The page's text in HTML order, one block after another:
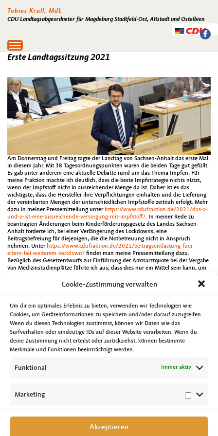
Cookie-Zustimmung verwalten
Um dir ein optimales Erlebnis zu bieten, verwenden wir Technologien wie
Cookies, um Geräteinformationen zu speichern und/oder darauf zuzugreifen.
Wenn du diesen Technologien zustimmst, können wir Daten wie das
Surfverhalten oder eindeutige IDs auf dieser Website verarbeiten. Wenn du
deine Zustimmung nicht erteilst oder zurückziehst, können bestimmte
Merkmale und Funktionen beeinträchtigt werden.
Funktional Immer aktiv
Marketing
Akzeptieren
Tobias Krull, MdL
CDU Landtagsabgeordneter für Magdeburg Stadtfeld-Ost, Altstadt und Ostelbien
Toggle
navigation
Erste Landtagssitzung 2021
Am Donnerstag und Freitag tagte der Landtag von Sachsen-Anhalt das erste Mal
in diesem Jahr. Mit 38 Tagesordnungspunkten waren die beiden Tage gut gefüllt.
Es gab unter anderem eine aktuelle Debatte rund um das Thema Impfen. Für
meine Fraktion machte ich deutlich, dass die beste Impfstrategie nichts nützt,
wenn der Impfstoff nicht in ausreichender Menge da ist. Daher ist es das
wichtigste, dass die Hersteller ihre Verpflichtungen einhalten und die Lieferung
der vereinbarten Mengen der unterschiedlichen Impfstoffe zeitnah erfolgt. Mehr
dazu in meiner Pressemitteilung unter https://www.cdufraktion.de/2021/das-a-
und-o-ist-eine-ausreichende-versorgung-mit-impfstoff/. In meiner Rede zu
beantragten Änderungen beim Kinderförderungsgesetz des Landes Sachsen-
Anhalt forderte ich, bei einer Verlängerung des Lockdowns, eine
Beitragsbefreiung für diejenigen, die die Notbetreuung nicht in Anspruch
nehmen. Unter https://www.cdufraktion.de/2021/beitragsentlastung-fuer-
eltern-bei-weiterem-lockdown/ findet man meine Pressemitteilung dazu.
Bezüglich des Gesetzentwurfs zur Einführung der Amtsarztquote bei der Vergabe
von Medizinstudienplätze führte ich aus, dass dies nur ein Mittel sein kann, um
Derzeit sind rund 30 Prozent der Stellen für Ärztinnen und Ärzte in diesem
Bereich in Sachsen-Anhalt nicht besetzt. Mehr unter
staerken/. Zum Thema des neuen Glückspielstaatsvertrages sprach ich mich für
eine Regulierung des Marktes bei gleichzeitiger Stärkung des Jugend- und
Spielerschutzes aus. Weitere Infos unter
https://www.cdufraktion.de/2021/der-
gluecksspielmarkt-muss-reguliert-werden/ . In weiteren Reden beschäftigte ich
mich mit der Absenkung der Anzahl der notwendigen Unterstützerunterschriften
um bei den Landtagswahlen und den Direktwahlen antreten zu können sowie
mit der Förderung von freien Trägern der Kinder- und Jugendhilfe durch das
Jugendtelefon Halberstadt.